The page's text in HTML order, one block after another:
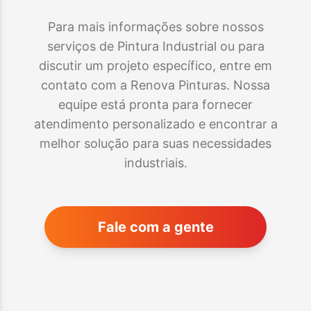
Para mais informações sobre nossos
serviços de Pintura Industrial ou para
discutir um projeto específico, entre em
contato com a Renova Pinturas. Nossa
equipe está pronta para fornecer
atendimento personalizado e encontrar a
melhor solução para suas necessidades
industriais.
Fale com a gente